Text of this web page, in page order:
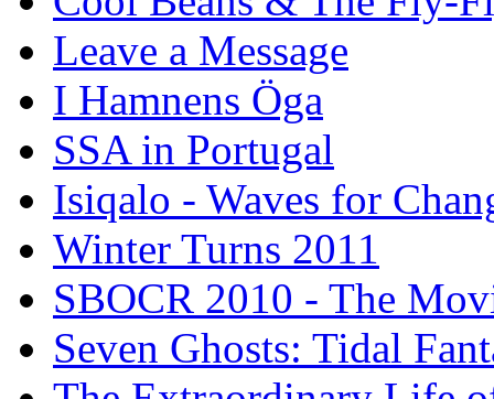
Leave a Message
I Hamnens Öga
SSA in Portugal
Isiqalo - Waves for
Winter Turns 2011
SBOCR 2010 - The
Seven Ghosts: Tidal